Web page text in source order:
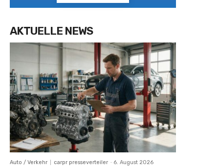
AKTUELLE NEWS
Auto / Verkehr carpr presseverteiler - 6. August 2026